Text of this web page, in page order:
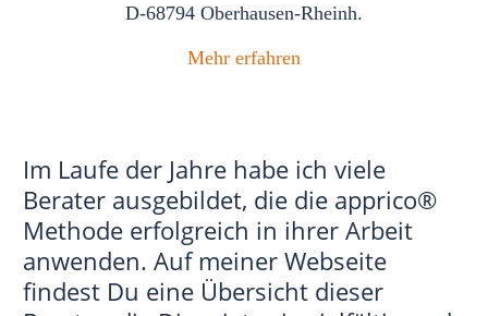
D-77855 Achern
Mehr erfahren
Im Laufe der Jahre habe ich viele
Berater ausgebildet, die die apprico®
Methode erfolgreich in ihrer Arbeit
anwenden. Auf meiner Webseite
findest Du eine Übersicht dieser